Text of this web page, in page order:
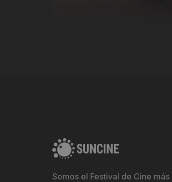
Somos el Festival de Cine